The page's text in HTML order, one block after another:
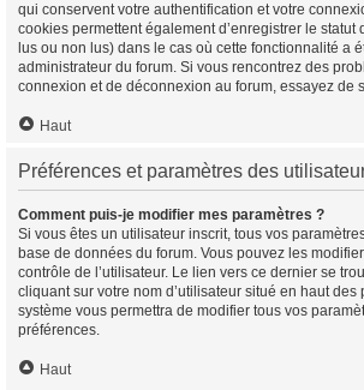
qui conservent votre authentification et votre
cookies permettent également d’enregistrer le statut
lus ou non lus) dans le cas où cette fonctionnalité a
administrateur du forum. Si vous rencontrez des
connexion et de déconnexion au forum, essayez de
Haut
Préférences et paramètres des
Comment puis-je modifier mes paramètres ?
Si vous êtes un utilisateur inscrit, tous vos
base de données du forum. Vous pouvez les
contrôle de l’utilisateur. Le lien vers ce dernier se
cliquant sur votre nom d’utilisateur situé en haut des
système vous permettra de modifier tous vos
préférences.
Haut